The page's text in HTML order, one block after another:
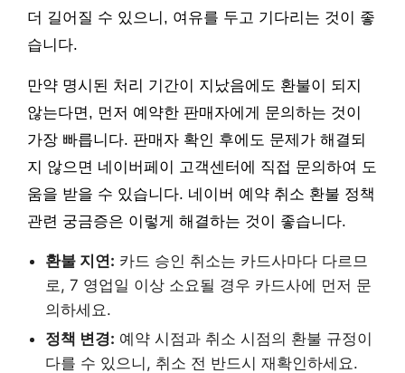
더 길어질 수 있으니, 여유를 두고 기다리는 것이 좋
습니다.
만약 명시된 처리 기간이 지났음에도 환불이 되지
않는다면, 먼저 예약한 판매자에게 문의하는 것이
가장 빠릅니다. 판매자 확인 후에도 문제가 해결되
지 않으면 네이버페이 고객센터에 직접 문의하여 도
움을 받을 수 있습니다. 네이버 예약 취소 환불 정책
관련 궁금증은 이렇게 해결하는 것이 좋습니다.
환불 지연: 카드 승인 취소는 카드사마다 다르므
로, 7 영업일 이상 소요될 경우 카드사에 먼저 문
의하세요.
정책 변경: 예약 시점과 취소 시점의 환불 규정이
다를 수 있으니, 취소 전 반드시 재확인하세요.